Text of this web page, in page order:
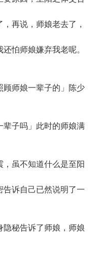
再说，师娘老去了，
怕师娘嫌弃我老呢。
师娘一辈子的」陈少
子吗」此时的师娘满
虽不知道什么是至阳
诉自己已然说明了一
秘告诉了师娘，师娘